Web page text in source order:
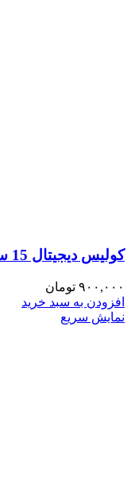
کولیس دیجیتال 15 سانتیمتری پلاستیکی
۹۰۰,۰۰۰ تومان
افزودن به سبد خرید
نمایش سریع